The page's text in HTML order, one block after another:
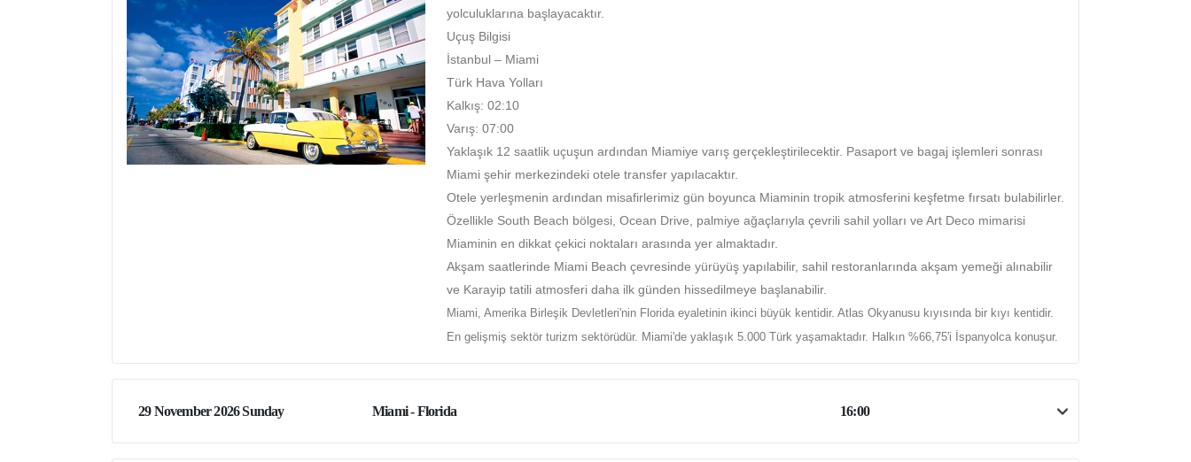
yolculuklarına başlayacaktır.
Uçuş Bilgisi
İstanbul – Miami
Türk Hava Yolları
Kalkış: 02:10
Varış: 07:00
Yaklaşık 12 saatlik uçuşun ardından Miamiye varış gerçekleştirilecektir. Pasaport ve bagaj işlemleri sonrası
Miami şehir merkezindeki otele transfer yapılacaktır.
Otele yerleşmenin ardından misafirlerimiz gün boyunca Miaminin tropik atmosferini keşfetme fırsatı bulabilirler.
Özellikle South Beach bölgesi, Ocean Drive, palmiye ağaçlarıyla çevrili sahil yolları ve Art Deco mimarisi
Miaminin en dikkat çekici noktaları arasında yer almaktadır.
Akşam saatlerinde Miami Beach çevresinde yürüyüş yapılabilir, sahil restoranlarında akşam yemeği alınabilir
ve Karayip tatili atmosferi daha ilk günden hissedilmeye başlanabilir.
Miami, Amerika Birleşik Devletleri'nin Florida eyaletinin ikinci büyük kentidir. Atlas Okyanusu kıyısında bir kıyı kentidir.
En gelişmiş sektör turizm sektörüdür. Miami'de yaklaşık 5.000 Türk yaşamaktadır. Halkın %66,75'i İspanyolca konuşur.
29 November 2026 Sunday Miami - Florida 16:00